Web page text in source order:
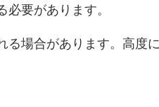
要があります。
場合があります。高度